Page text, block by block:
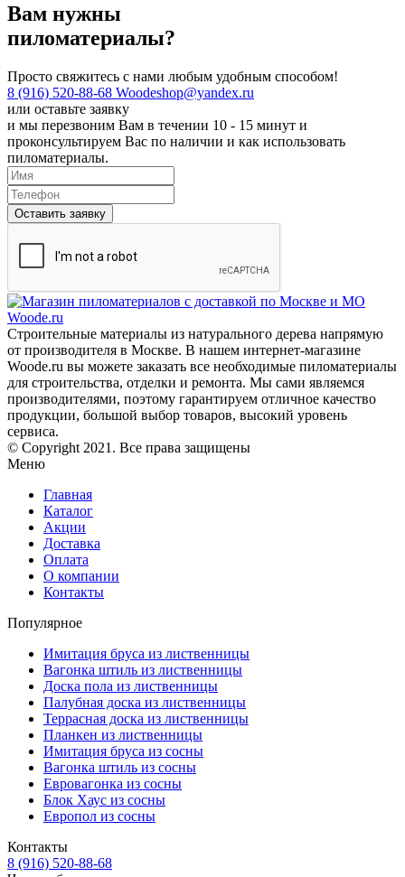
Вам нужны
пиломатериалы?
Просто свяжитесь с нами любым удобным способом!
8 (916) 520-88-68 Woodeshop@yandex.ru
или оставьте заявку
и мы перезвоним Вам в течении 10 - 15 минут и
проконсультируем Вас по наличии и как использовать
пиломатериалы.
Оставить заявку
Строительные материалы из натурального дерева напрямую
от производителя в Москве. В нашем интернет-магазине
Woode.ru вы можете заказать все необходимые пиломатериалы
для строительства, отделки и ремонта. Мы сами являемся
производителями, поэтому гарантируем отличное качество
продукции, большой выбор товаров, высокий уровень
сервиса.
© Copyright 2021. Все права защищены
Меню
Главная
Каталог
Акции
Доставка
Оплата
О компании
Контакты
Популярное
Имитация бруса из лиственницы
Вагонка штиль из лиственницы
Доска пола из лиственницы
Палубная доска из лиственницы
Террасная доска из лиственницы
Планкен из лиственницы
Имитация бруса из сосны
Вагонка штиль из сосны
Евровагонка из сосны
Блок Хаус из сосны
Европол из сосны
Контакты
8 (916) 520-88-68